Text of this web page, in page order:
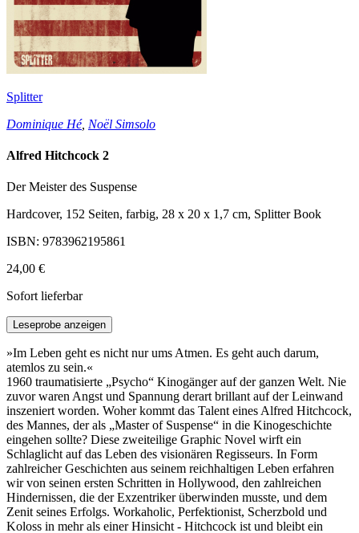
Splitter
Dominique Hé, Noël Simsolo
Alfred Hitchcock 2
Der Meister des Suspense
Hardcover, 152 Seiten, farbig, 28 x 20 x 1,7 cm, Splitter Book
ISBN: 9783962195861
24,00 €
Sofort lieferbar
Leseprobe anzeigen
»Im Leben geht es nicht nur ums Atmen. Es geht auch darum,
atemlos zu sein.«
1960 traumatisierte „Psycho“ Kinogänger auf der ganzen Welt. Nie
zuvor waren Angst und Spannung derart brillant auf der Leinwand
inszeniert worden. Woher kommt das Talent eines Alfred Hitchcock,
des Mannes, der als „Master of Suspense“ in die Kinogeschichte
eingehen sollte? Diese zweiteilige Graphic Novel wirft ein
Schlaglicht auf das Leben des visionären Regisseurs. In Form
zahlreicher Geschichten aus seinem reichhaltigen Leben erfahren
wir von seinen ersten Schritten in Hollywood, den zahlreichen
Hindernissen, die der Exzentriker überwinden musste, und dem
Zenit seines Erfolgs. Workaholic, Perfektionist, Scherzbold und
Koloss in mehr als einer Hinsicht - Hitchcock ist und bleibt ein